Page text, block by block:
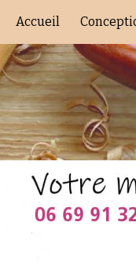
Skip to main
Accueil